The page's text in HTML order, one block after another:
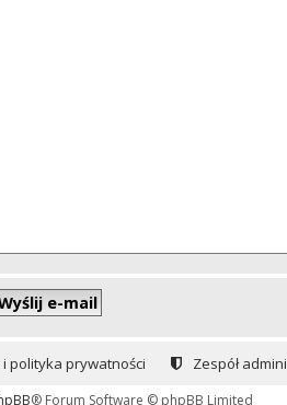
Zespół
polityka prywatności
® Forum Software © phpBB Limited